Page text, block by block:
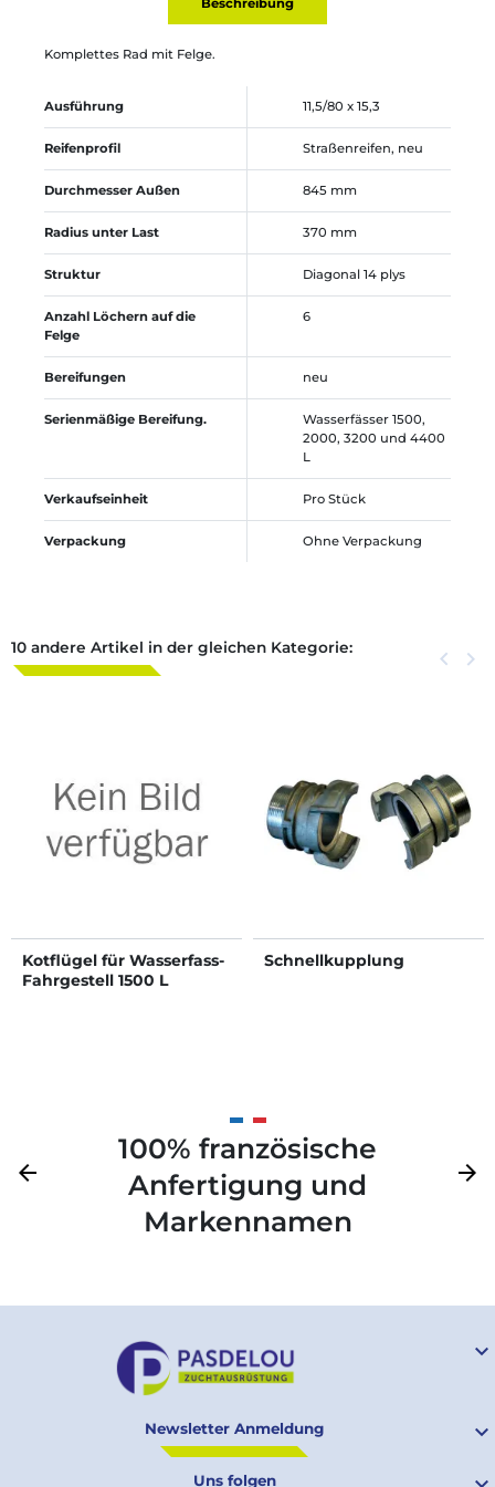
Beschreibung
Komplettes Rad mit Felge.
Ausführung 11,5/80 x 15,3
Reifenprofil Straßenreifen, neu
Durchmesser Außen 845 mm
Radius unter Last 370 mm
Struktur Diagonal 14 plys
Anzahl Löchern auf die
Felge
6
Bereifungen neu
Serienmäßige Bereifung.
Wasserfässer 1500,
2000, 3200 und 4400
L
Verkaufseinheit Pro Stück
Verpackung Ohne Verpackung
10 andere Artikel in der gleichen Kategorie: Zurück
keyboard_arrow_left keyboard_arrow_right
Kotflügel für Wasserfass-
Fahrgestell 1500 L
Schnellkupplung
Zurück
arrow_back
100% französische
Anfertigung und
Markennamen
Weiter
arrow_forward

Newsletter Anmeldung 
Uns folgen